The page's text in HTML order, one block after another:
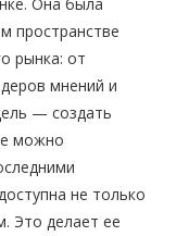
пространстве
рынка: от
мнений и
— создать
можно
не только
Это делает ее